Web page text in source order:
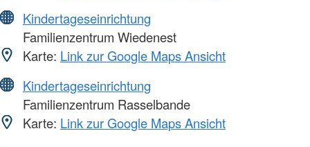
Kindertageseinrichtung
Familienzentrum Wiedenest
Karte: Link zur Google Maps Ansicht
Kindertageseinrichtung
Familienzentrum Rasselbande
Karte: Link zur Google Maps Ansicht